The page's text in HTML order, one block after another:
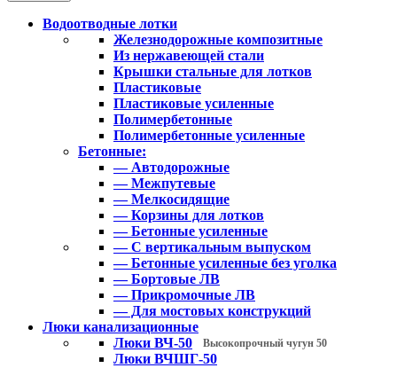
Водоотводные лотки
Железнодорожные композитные
Из нержавеющей стали
Крышки стальные для лотков
Пластиковые
Пластиковые усиленные
Полимербетонные
Полимербетонные усиленные
Бетонные:
— Автодорожные
— Межпутевые
— Мелкосидящие
— Корзины для лотков
— Бетонные усиленные
— С вертикальным выпуском
— Бетонные усиленные без уголка
— Бортовые ЛВ
— Прикромочные ЛВ
— Для мостовых конструкций
Люки канализационные
Люки ВЧ-50
Высокопрочный чугун 50
Люки ВЧШГ-50